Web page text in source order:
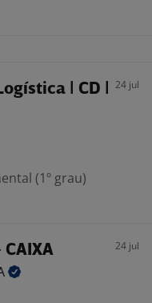
| CD |
24 jul
(1º grau)
CAIXA 24 jul